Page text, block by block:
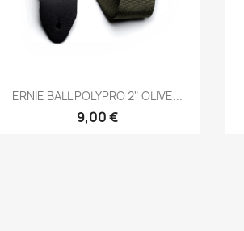
 Brzi pregled
ERNIE BALL POLYPRO 2" OLIVE...
9,00 €